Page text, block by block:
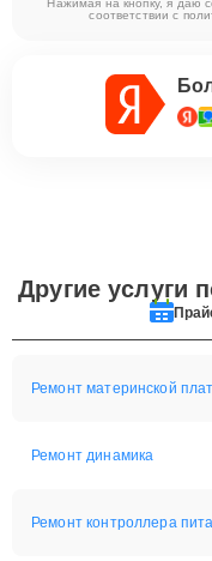
Нажимая на кнопку, я даю
соответствии с
Другие услуги
Ремонт материнской
Ремонт динамика
Ремонт контроллера